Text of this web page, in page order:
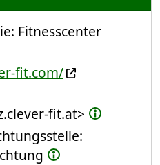
Fitnesscenter
fit.com/
fit.at>